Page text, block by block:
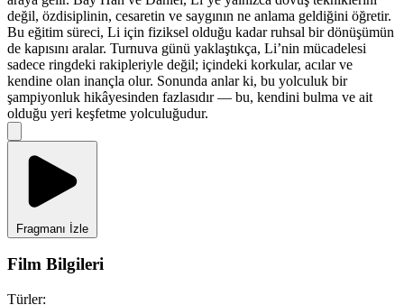
değil, özdisiplinin, cesaretin ve saygının ne anlama geldiğini öğretir.
Bu eğitim süreci, Li için fiziksel olduğu kadar ruhsal bir dönüşümün
de kapısını aralar. Turnuva günü yaklaştıkça, Li’nin mücadelesi
sadece ringdeki rakipleriyle değil; içindeki korkular, acılar ve
kendine olan inançla olur. Sonunda anlar ki, bu yolculuk bir
şampiyonluk hikâyesinden fazlasıdır — bu, kendini bulma ve ait
olduğu yeri keşfetme yolculuğudur.
Fragmanı İzle
Film Bilgileri
Türler: